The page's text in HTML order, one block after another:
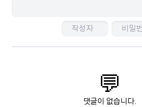
💬
댓글이 없습니다.